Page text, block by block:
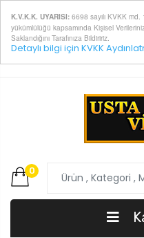
K.V.K.K. UYARISI: 6698 sayılı KVKK md.
yükümlülüğü kapsamında Kişisel
Saklandığını Tarafınıza Bildiririz.
Detaylı bilgi için KVKK
0